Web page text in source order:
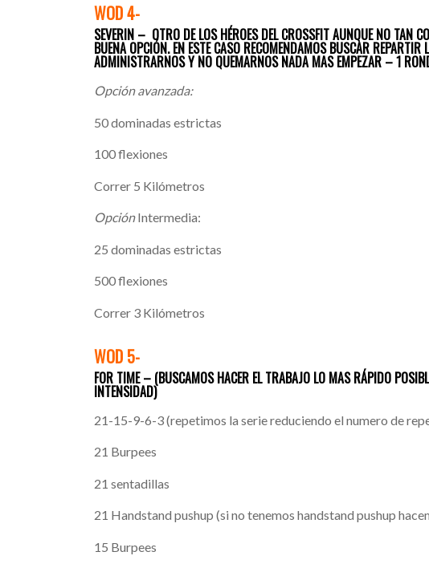
WOD 4-
SEVERIN – OTRO DE LOS HÉROES DEL CROSSFIT AUNQUE NO TAN
BUENA OPCIÓN. EN ESTE CASO RECOMENDAMOS BUSCAR
ADMINISTRARNOS Y NO QUEMARNOS NADA MAS EMPEZAR – 1
Opción avanzada:
50 dominadas estrictas
100 flexiones
Correr 5 Kilómetros
OpciónIntermedia:
25 dominadas estrictas
500 flexiones
Correr 3 Kilómetros
WOD 5-
FOR TIME – (BUSCAMOS HACER EL TRABAJO LO MAS RÁPIDO
INTENSIDAD)
21-15-9-6-3 (repetimos la serie reduciendo el numero de
21 Burpees
21 sentadillas
21 Handstand pushup (si no tenemos handstand pushup
15 Burpees